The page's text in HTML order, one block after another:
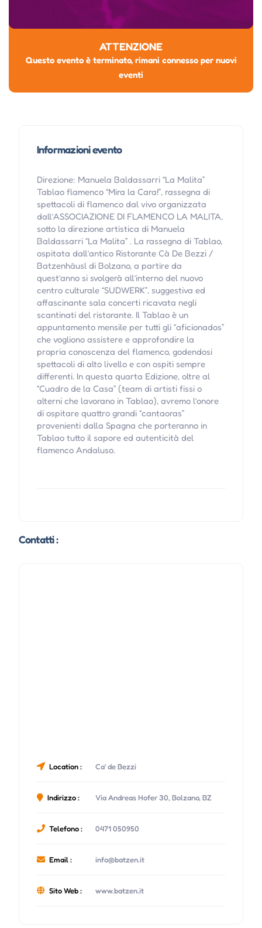
ATTENZIONE
Questo evento è terminato, rimani connesso per nuovi
eventi
Informazioni evento
Direzione: Manuela Baldassarri “La Malita”
Tablao flamenco “Mira la Cara!”, rassegna di
spettacoli di flamenco dal vivo organizzata
dall’ASSOCIAZIONE DI FLAMENCO LA MALITA,
sotto la direzione artistica di Manuela
Baldassarri “La Malita” . La rassegna di Tablao,
ospitata dall’antico Ristorante Cà De Bezzi /
Batzenhäusl di Bolzano, a partire da
quest’anno si svolgerà all’interno del nuovo
centro culturale “SUDWERK”, suggestiva ed
affascinante sala concerti ricavata negli
scantinati del ristorante. Il Tablao è un
appuntamento mensile per tutti gli “aficionados”
che vogliono assistere e approfondire la
propria conoscenza del flamenco, godendosi
spettacoli di alto livello e con ospiti sempre
differenti. In questa quarta Edizione, oltre al
“Cuadro de la Casa” (team di artisti fissi o
alterni che lavorano in Tablao), avremo l’onore
di ospitare quattro grandi “cantaoras”
provenienti dalla Spagna che porteranno in
Tablao tutto il sapore ed autenticità del
flamenco Andaluso.
Contatti :
Location : Ca' de Bezzi
Indirizzo : Via Andreas Hofer 30, Bolzano, BZ
Telefono : 0471 050950
Email : info@batzen.it
Sito Web : www.batzen.it